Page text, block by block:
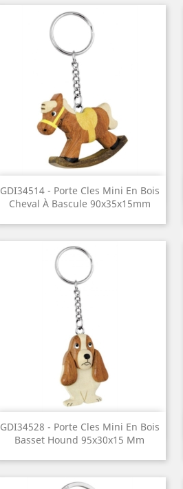
GDI34514 - Porte Cles Mini En Bois
Cheval À Bascule 90x35x15mm
Aperçu rapide
GDI34528 - Porte Cles Mini En Bois
Basset Hound 95x30x15 Mm
Aperçu rapide